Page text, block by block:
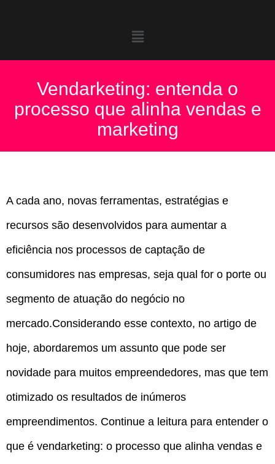
Vendarketing: entenda o
processo que alinha vendas e
marketing
A cada ano, novas ferramentas, estratégias e
recursos são desenvolvidos para aumentar a
eficiência nos processos de captação de
consumidores nas empresas, seja qual for o porte ou
segmento de atuação do negócio no
mercado.Considerando esse contexto, no artigo de
hoje, abordaremos um assunto que pode ser
novidade para muitos empreendedores, mas que tem
otimizado os resultados de inúmeros
empreendimentos. Continue a leitura para entender o
que é vendarketing: o processo que alinha vendas e